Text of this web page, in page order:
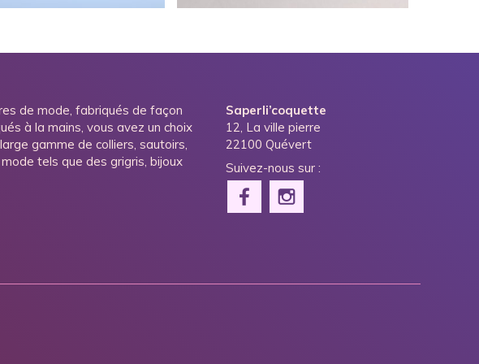
de mode, fabriqués de façon
à la mains, vous avez un choix
gamme de colliers, sautoirs,
tels que des grigris, bijoux
Saperli’coquette
12, La ville pierre
22100 Quévert
Suivez-nous sur :